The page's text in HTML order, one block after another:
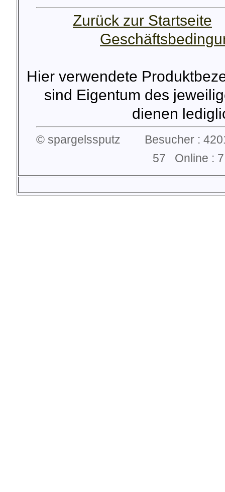
Zurück zur Startseite
Hier verwendete
sind Eigentum des
dienen
© spargelssputz Besucher :
57 Online